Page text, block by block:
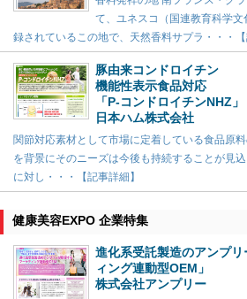
て、ユネスコ（国連教育科学
録されているこの地で、天然香料サプラ・・・【
豚由来コンドロイチン
機能性表示食品対応
「P-コンドロイチンNHZ」
日本ハム株式会社
関節対応素材として市場に定着している食品原
を背景にそのニーズは今後も持続することが見
に対し・・・【記事詳細】
健康美容EXPO 企業特集
進化系受託製造のアンプ
ィング連動型OEM」
株式会社アンプリー